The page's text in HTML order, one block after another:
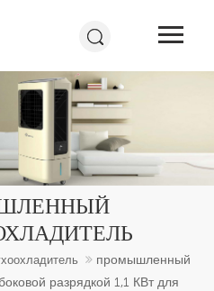
промышленный
разрядкой 1,1 КВт для